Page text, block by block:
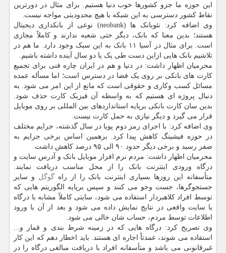
این حوزه ما جزو کشورها خوب دنیا هستیم. برای مثال در دورترین
نقاط کشور دسترسی به این شبکه با هیچ محدودیتی مواجه نیست.
وی اضافه کرد: نئوبانک ها (neobank) نوعی از بانکداری دیجیتال
هستند؛ بدین معنا که بانک، دیگر حتی شعبه ندارند و کاملاً مجازی
است. برای مثال در آسیا ۱۱ بانک به این سبک وجود دارد. ما هم در
تلاشیم بانک هایی ازاین دست طی یک یا دو سال آینده داشته باشیم.
محرمیان اظهار داشت: در دنیا و هم در ایران چاره فنی برای تجمیع
کارت های بانکی بر روی یک فضا در دسترس است؛ اما مسأله عمده
مسائل کسب وکاری و حقوقی است که مانع از این امر می شود. به
دنبال پروژه ای هستیم که به واسطه آن فیزیک کارت حذف شود.
بدین سان کارت بانکی برپایه استانداردهای بین المللی بر روی موبایل
قرار می گیرد و دیگر نیازی به حمل کارت نیست.
وی اضافه کرد: با اجرای رمز دوم پویا در سال گذشته، جرایم مختلف
در حوزه فیشینگ کاهش پیدا کرد. برهمین اساس برخی جرایم به
صفر رسید و برخی دیگر حدود ۹۰ الی ۹۵ درصد کاهش داشت.
محرمیان اظهار داشت: مردم نرم افزار موبایل بانک و آدرس سایت و
درگاه ورودی اینترنت بانک را از محل مناسب دریافت نمایند.
متأسفانه این روزها بسیاری اینترنت بانک را از راهگوگل و سایر
جستجوگرها، جست وجو می کنند و سپس برپایه الگوریتم هایی که
توسط افراد کلاهبردار استفاده می شود، سایتی کاملاً مشابه با درگاه
یا سایت واقعی در نتایج نمایش داده می شود و بعد از آن با ورود
اطلاعات توسط مردم، حساب شان خالی می شود.
وی تصریح کرد: درگاه هایی که در زمینه شرط بندی و قمار و...
استفاده می شوند، عمدتاً اجاره ای هستند. باید اخطار دهم که این کار
غیرقانونی می باشد و متأسفانه افراد با دریافت مبالغی درگاه را در